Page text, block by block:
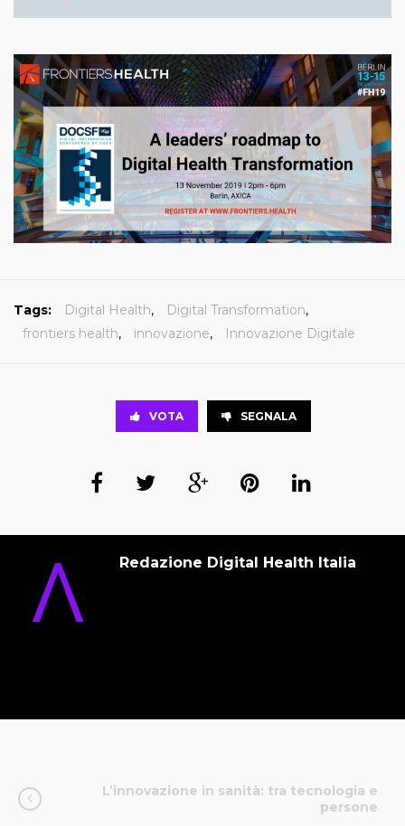
Tags: Digital Health, Digital Transformation,
frontiers health, innovazione, Innovazione Digitale
VOTA SEGNALA
Redazione Digital Health Italia
L’innovazione in sanità: tra tecnologia e
persone